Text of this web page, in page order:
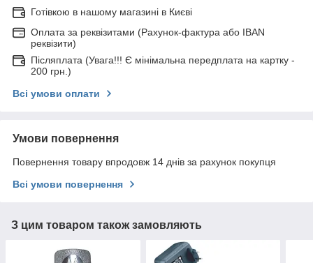
Готівкою в нашому магазині в Києві
Оплата за реквізитами (Рахунок-фактура або IBAN
реквізити)
Післяплата (Увага!!! Є мінімальна передплата на картку -
200 грн.)
Всі умови оплати
Умови повернення
Повернення товару впродовж 14 днів за рахунок покупця
Всі умови повернення
З цим товаром також замовляють